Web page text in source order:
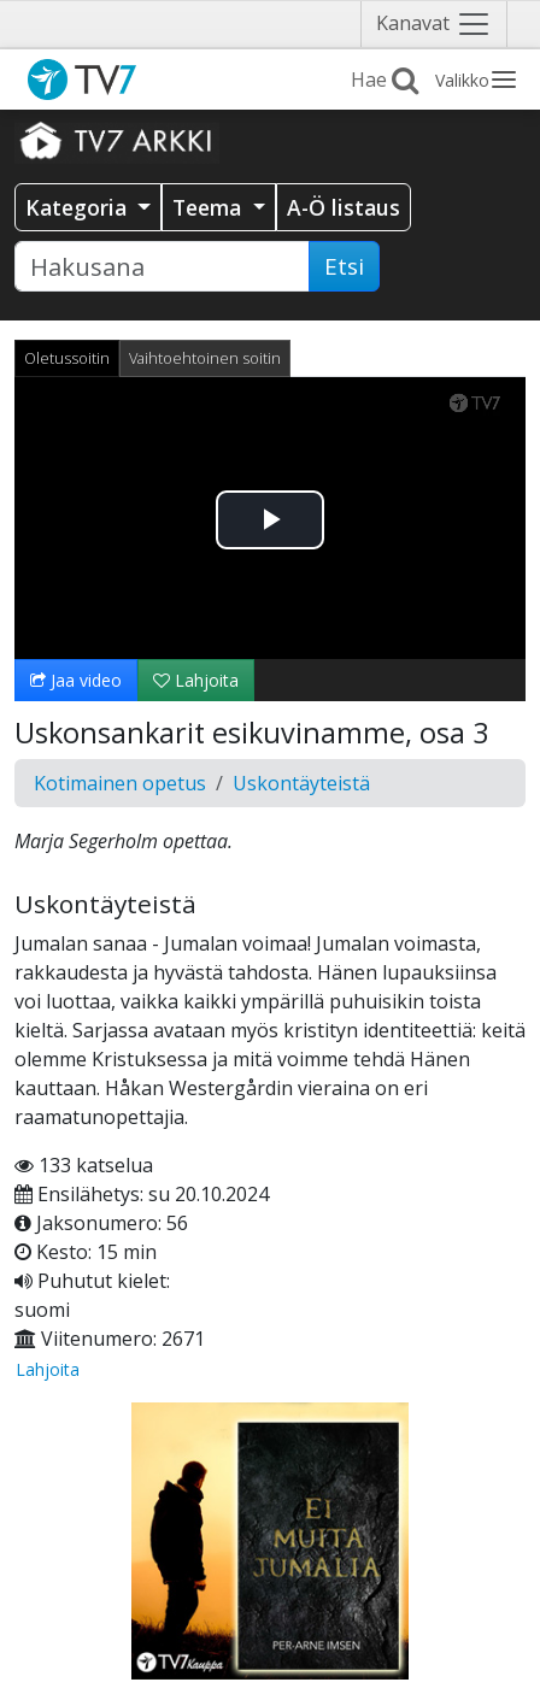
Kanavat Näytä
valikko
Valikko
Kategoria Teema A-Ö listaus
Etsi
Oletussoitin Vaihtoehtoinen soitin
Toista
Jaa video Lahjoita
Uskonsankarit esikuvinamme, osa 3
Kotimainen opetus Uskontäyteistä
Marja Segerholm opettaa.
Uskontäyteistä
Jumalan sanaa - Jumalan voimaa! Jumalan voimasta,
rakkaudesta ja hyvästä tahdosta. Hänen lupauksiinsa
voi luottaa, vaikka kaikki ympärillä puhuisikin toista
kieltä. Sarjassa avataan myös kristityn identiteettiä: keitä
olemme Kristuksessa ja mitä voimme tehdä Hänen
kauttaan. Håkan Westergårdin vieraina on eri
raamatunopettajia.
133 katselua
Ensilähetys: su 20.10.2024
Jaksonumero: 56
Kesto: 15 min
Puhutut kielet:
suomi
Viitenumero: 2671
Lahjoita